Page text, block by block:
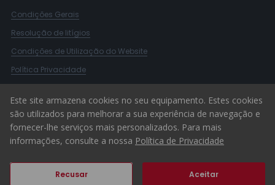
Condições Gerais
Resolução de litígios
Condições de Utilização do Website
Política Privacidade
Canal de Denúncias
© 2026 ERA Portugal
Este site armazena cookies no seu equipamento. Estes cookies
são utilizados para melhorar a sua experiência de navegação e
fornecer-lhe serviços mais personalizados. Para mais
informações, consulte a nossa Política de Privacidade
Recusar Aceitar